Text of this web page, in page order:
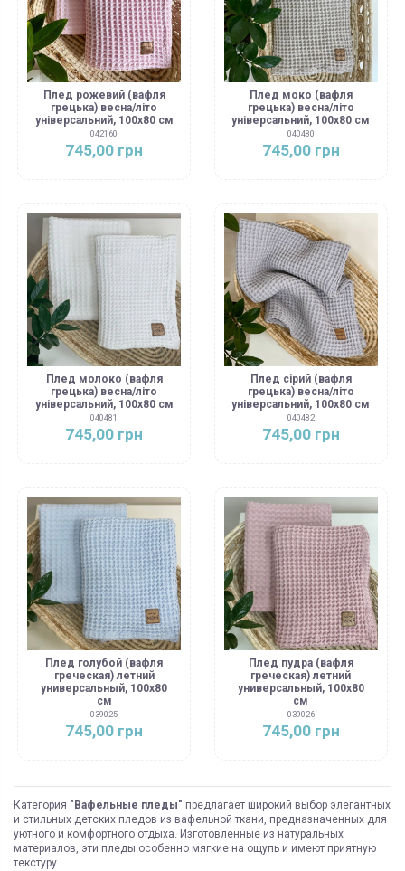
Плед рожевий (вафля
грецька) весна/літо
універсальний, 100х80 см
042160
745,00 грн
Плед моко (вафля
грецька) весна/літо
універсальний, 100х80 см
040480
745,00 грн
Плед молоко (вафля
грецька) весна/літо
універсальний, 100х80 см
040481
745,00 грн
Плед сірий (вафля
грецька) весна/літо
універсальний, 100х80 см
040482
745,00 грн
Плед голубой (вафля
греческая) летний
универсальный, 100х80
см
039025
745,00 грн
Плед пудра (вафля
греческая) летний
универсальный, 100х80
см
039026
745,00 грн
Категория "Вафельные пледы" предлагает широкий выбор элегантных
и стильных детских пледов из вафельной ткани, предназначенных для
уютного и комфортного отдыха. Изготовленные из натуральных
материалов, эти пледы особенно мягкие на ощупь и имеют приятную
текстуру.